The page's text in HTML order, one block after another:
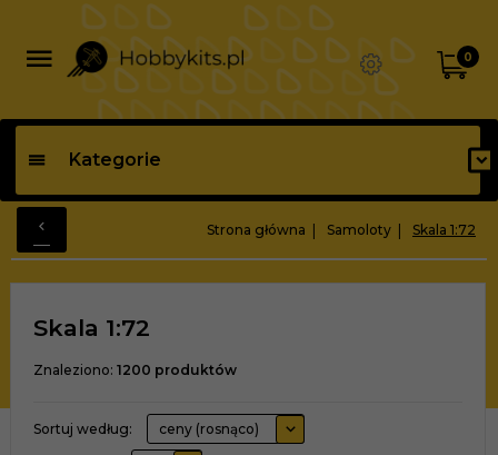
0
Kategorie
Strona główna Samoloty Skala 1:72
Skala 1:72
Znaleziono: 1200 produktów
Sortuj według: ceny (rosnąco)